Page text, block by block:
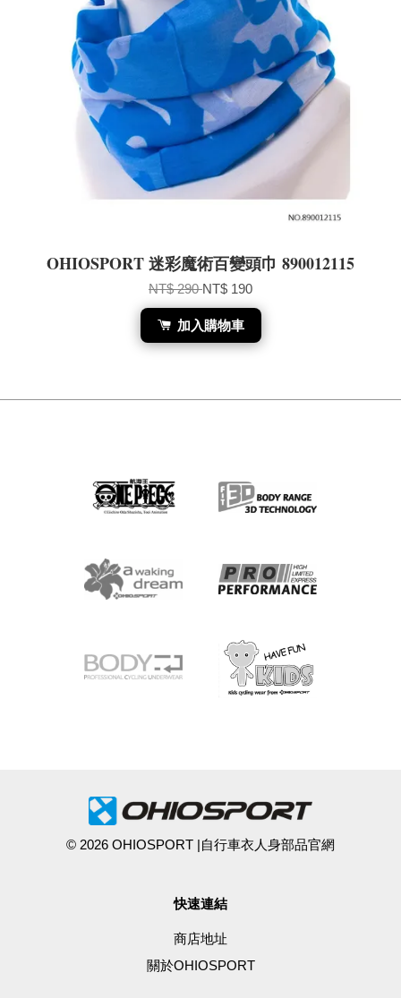
OHIOSPORT 迷彩魔術百變頭巾 890012115
NT$ 290NT$ 190
加入購物車
© 2026 OHIOSPORT |自行車衣人身部品官網
快速連結
商店地址
關於OHIOSPORT